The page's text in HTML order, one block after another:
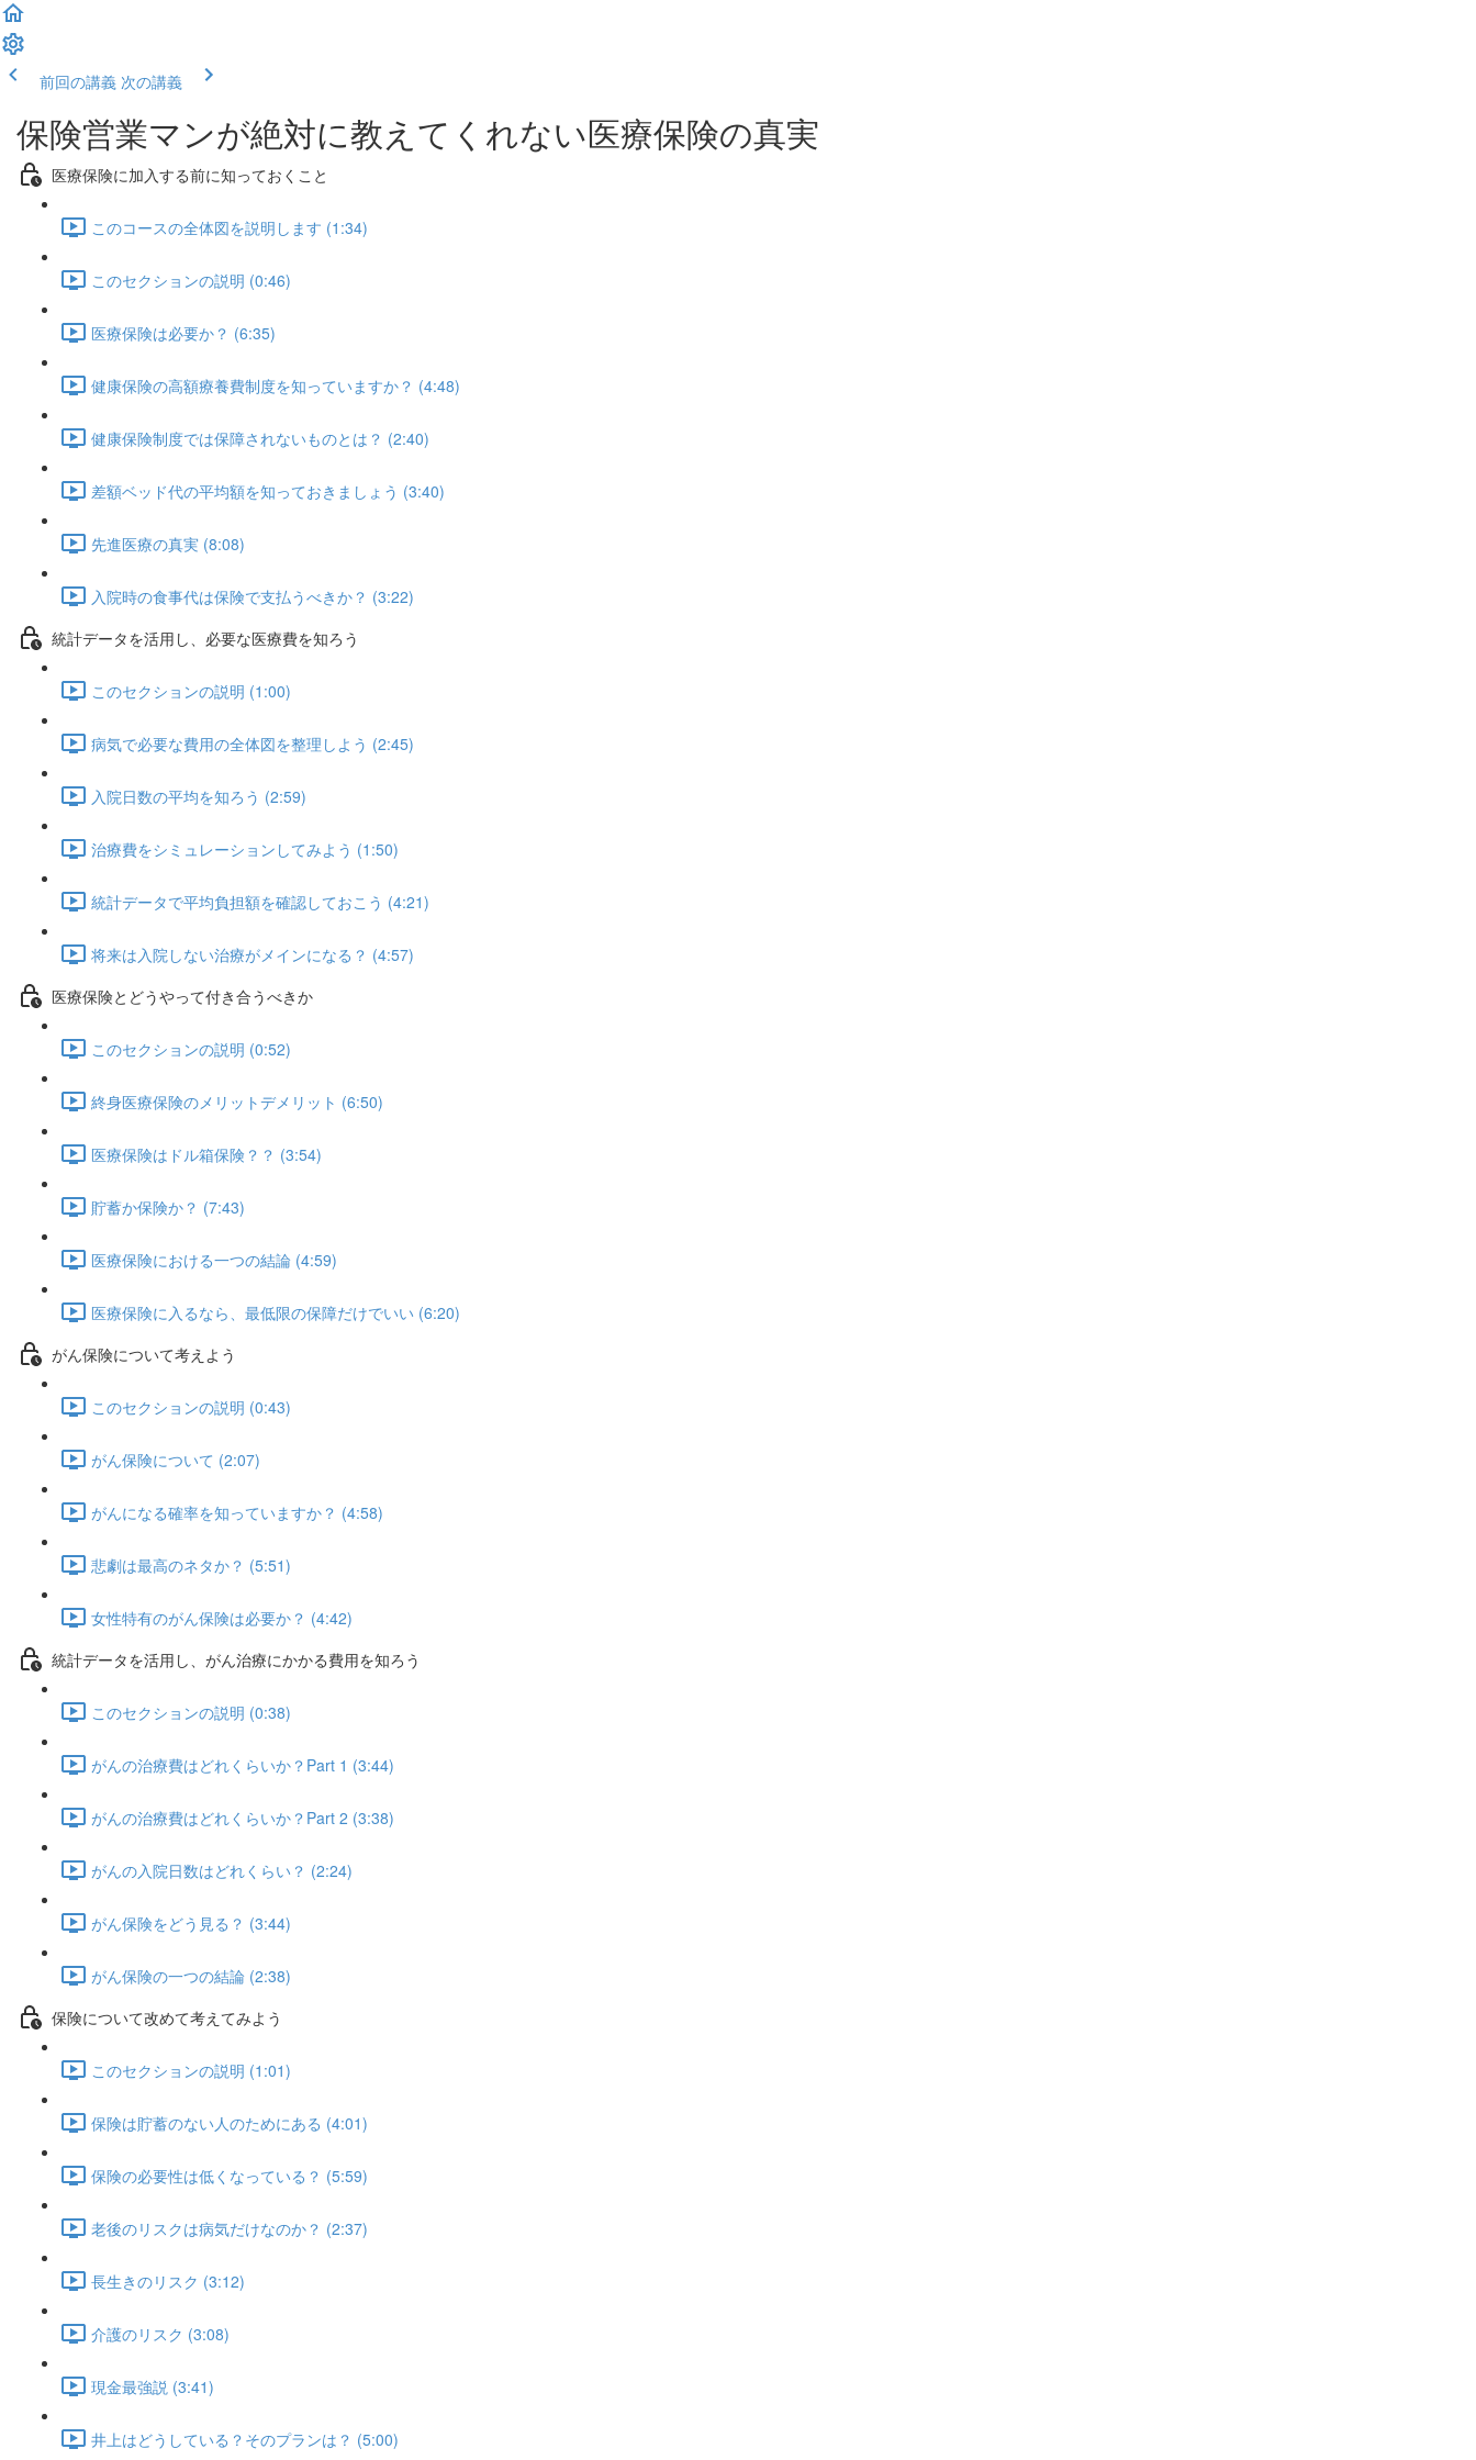
前回の講義 次の講義
保険営業マンが絶対に教えてくれない医療保険の真実
医療保険に加入する前に知っておくこと
このコースの全体図を説明します (1:34)
このセクションの説明 (0:46)
医療保険は必要か？ (6:35)
健康保険の高額療養費制度を知っていますか？ (4:48)
健康保険制度では保障されないものとは？ (2:40)
差額ベッド代の平均額を知っておきましょう (3:40)
先進医療の真実 (8:08)
入院時の食事代は保険で支払うべきか？ (3:22)
統計データを活用し、必要な医療費を知ろう
このセクションの説明 (1:00)
病気で必要な費用の全体図を整理しよう (2:45)
入院日数の平均を知ろう (2:59)
治療費をシミュレーションしてみよう (1:50)
統計データで平均負担額を確認しておこう (4:21)
将来は入院しない治療がメインになる？ (4:57)
医療保険とどうやって付き合うべきか
このセクションの説明 (0:52)
終身医療保険のメリットデメリット (6:50)
医療保険はドル箱保険？？ (3:54)
貯蓄か保険か？ (7:43)
医療保険における一つの結論 (4:59)
医療保険に入るなら、最低限の保障だけでいい (6:20)
がん保険について考えよう
このセクションの説明 (0:43)
がん保険について (2:07)
がんになる確率を知っていますか？ (4:58)
悲劇は最高のネタか？ (5:51)
女性特有のがん保険は必要か？ (4:42)
統計データを活用し、がん治療にかかる費用を知ろう
このセクションの説明 (0:38)
がんの治療費はどれくらいか？Part 1 (3:44)
がんの治療費はどれくらいか？Part 2 (3:38)
がんの入院日数はどれくらい？ (2:24)
がん保険をどう見る？ (3:44)
がん保険の一つの結論 (2:38)
保険について改めて考えてみよう
このセクションの説明 (1:01)
保険は貯蓄のない人のためにある (4:01)
保険の必要性は低くなっている？ (5:59)
老後のリスクは病気だけなのか？ (2:37)
長生きのリスク (3:12)
介護のリスク (3:08)
現金最強説 (3:41)
井上はどうしている？そのプランは？ (5:00)